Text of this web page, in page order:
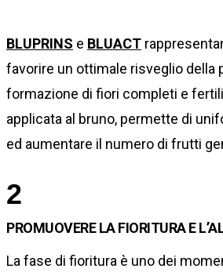
BLUPRINS e BLUACT
favorire un ottimale risveglio della
formazione di fiori completi e
applicata al bruno, permette di
ed aumentare il numero di frutti
2
PROMUOVERE LA FIORITURA E
La fase di fioritura è uno dei